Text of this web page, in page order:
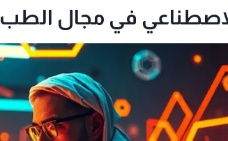
في مجال الطب